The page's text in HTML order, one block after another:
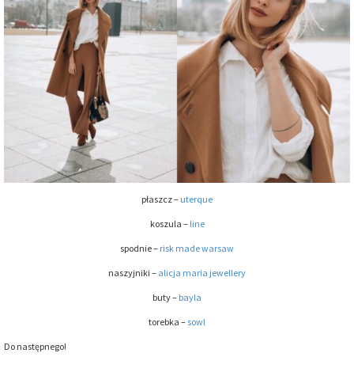
płaszcz – uterque
koszula – line
spodnie – risk made warsaw
naszyjniki – alicja maria jewellery
buty – bayla
torebka – sowl
Do następnego!